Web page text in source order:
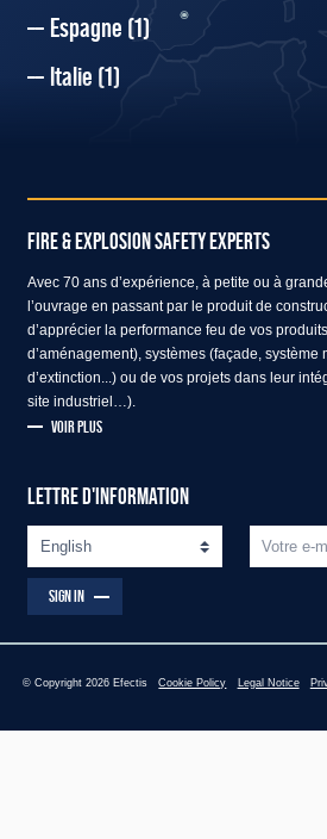
Espagne (1)
Italie (1)
FIRE & EXPLOSION SAFETY EXPERTS
Avec 70 ans d’expérience, à petite ou à
l’ouvrage en passant par le produit de
d’apprécier la performance feu de vos
d’aménagement), systèmes (façade, système
d’extinction...) ou de vos projets dans leur
site industriel…).
VOIR PLUS
LETTRE D'INFORMATION
SIGN IN
© Copyright 2026 Efectis Cookie Policy Legal Notice